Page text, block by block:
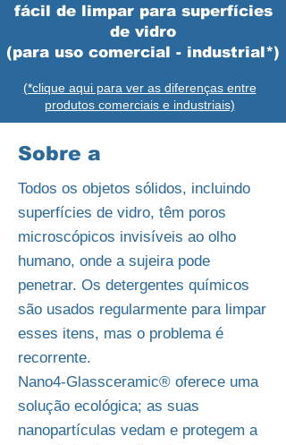
fácil de limpar para superfícies
de vidro
(para uso comercial - industrial*)
(*clique aqui para ver as diferenças entre
produtos comerciais e industriais)
Sobre a
Todos os objetos sólidos, incluindo
superfícies de vidro, têm poros
microscópicos invisíveis ao olho
humano, onde a sujeira pode
penetrar. Os detergentes químicos
são usados regularmente para limpar
esses itens, mas o problema é
recorrente.
Nano4-Glassceramic® oferece uma
solução ecológica; as suas
nanopartículas vedam e protegem a